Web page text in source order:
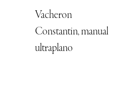
Vacheron
Constantin, manual
ultraplano